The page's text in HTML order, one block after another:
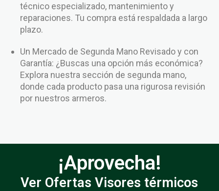
técnico especializado, mantenimiento y
reparaciones. Tu compra está respaldada a largo
plazo.
Un Mercado de Segunda Mano Revisado y con
Garantía: ¿Buscas una opción más económica?
Explora nuestra sección de segunda mano,
donde cada producto pasa una rigurosa revisión
por nuestros armeros.
¡Aprovecha!
Ver Ofertas Visores térmicos